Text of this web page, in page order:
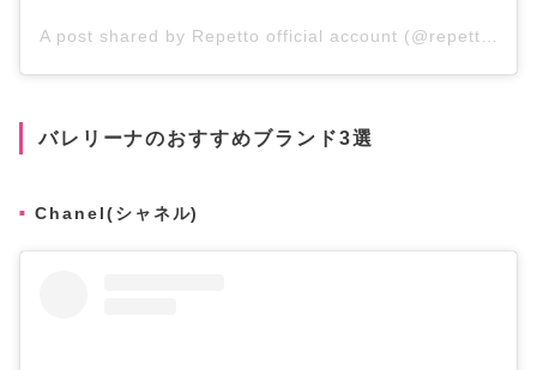
A post shared by Repetto official account (@repettoparis)
バレリーナのおすすめブランド3選
Chanel(シャネル)